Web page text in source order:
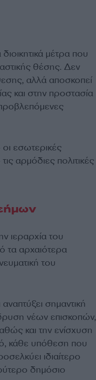
μέτρα που
θέσης. Δεν
αλλά αποσκοπεί
και στην προστασία
εσωτερικές
αρμόδιες πολιτικές
ιεραρχία του
τα αρχαιότερα
του
σημαντική
νέων επισκοπών,
και την ενίσχυση
κάθε υπόθεση που
ιδιαίτερο
δημόσιο